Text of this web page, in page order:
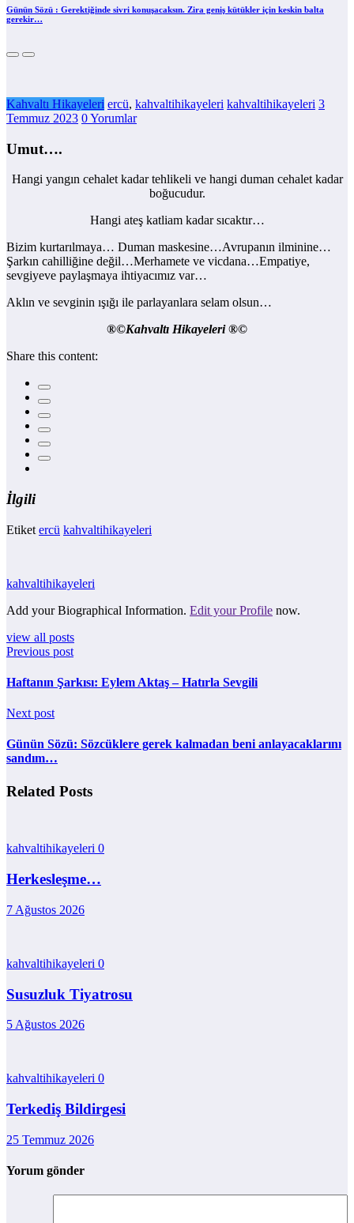
Günün Sözü : Gerektiğinde sivri konuşacaksın. Zira geniş kütükler için keskin balta
gerekir…
Kahvaltı Hikayeleri ercü, kahvaltihikayeleri kahvaltihikayeleri 3
Temmuz 2023 0 Yorumlar
Umut….
Hangi yangın cehalet kadar tehlikeli ve hangi duman cehalet kadar
boğucudur.
Hangi ateş katliam kadar sıcaktır…
Bizim kurtarılmaya… Duman maskesine…Avrupanın ilminine…
Şarkın cahilliğine değil…Merhamete ve vicdana…Empatiye,
sevgiyeve paylaşmaya ihtiyacımız var…
Aklın ve sevginin ışığı ile parlayanlara selam olsun…
®©Kahvaltı Hikayeleri ®©
Share this content:
İlgili
Etiket ercü kahvaltihikayeleri
kahvaltihikayeleri
Add your Biographical Information. Edit your Profile now.
view all posts
Previous post
Haftanın Şarkısı: Eylem Aktaş – Hatırla Sevgili
Next post
Günün Sözü: Sözcüklere gerek kalmadan beni anlayacaklarını
sandım…
Related Posts
kahvaltihikayeleri 0
Herkesleşme…
7 Ağustos 2026
kahvaltihikayeleri 0
Susuzluk Tiyatrosu
5 Ağustos 2026
kahvaltihikayeleri 0
Terkediş Bildirgesi
25 Temmuz 2026
Yorum gönder